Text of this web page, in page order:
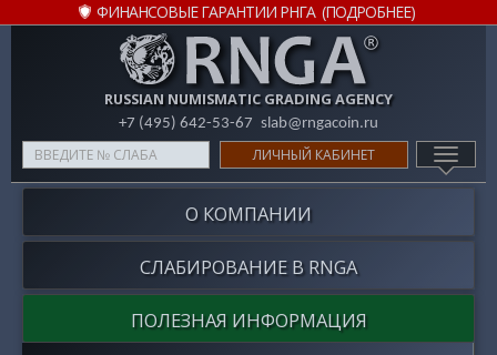
RUSSIAN NUMISMATIC GRADING AGENCY
+7 (495) 642-53-67 slab@rngacoin.ru
Type
your
ЛИЧНЫЙ КАБИНЕТ
О КОМПАНИИ
СЛАБИРОВАНИЕ ВRNGA
ПОЛЕЗНАЯ ИНФОРМАЦИЯ
ФИНАНСОВЫЕ ГАРАНТИИ РНГА (ПОДРОБНЕЕ)